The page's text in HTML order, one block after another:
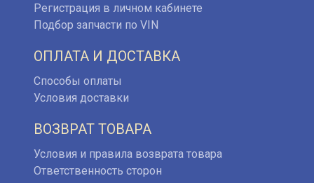
Регистрация в личном кабинете
Подбор запчасти по VIN
ОПЛАТА И ДОСТАВКА
Способы оплаты
Условия доставки
ВОЗВРАТ ТОВАРА
Условия и правила возврата товара
Ответственность сторон